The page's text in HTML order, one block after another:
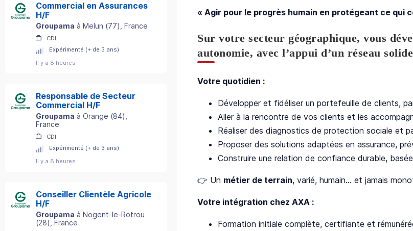
Commercial en Assurances
H/F
Groupama à Melun (77) , France
CDI
Expérimenté (+ de 3 ans)
Il y a 8 heures
Responsable de Secteur
Commercial H/F
Groupama à Orange (84)
France
CDI
Expérimenté (+ de 3 ans)
Il y a 8 heures
Conseiller Clientèle Agricole
H/F
Groupama à Nogent-le-Rotrou
(28) , France
« Agir pour le progrès humain en protégeant ce qui
Sur votre secteur géographique, vous
autonomie, avec l’appui d’un réseau
Votre quotidien :
Développer et fidéliser un portefeuille de clients,
Aller à la rencontre de vos clients et les
Réaliser des diagnostics de protection sociale et
Proposer des solutions adaptées en assurance,
Construire une relation de confiance durable,
👉 Un métier de terrain, varié, humain… et jamais
Votre intégration chez AXA :
Formation initiale complète, certifiante et